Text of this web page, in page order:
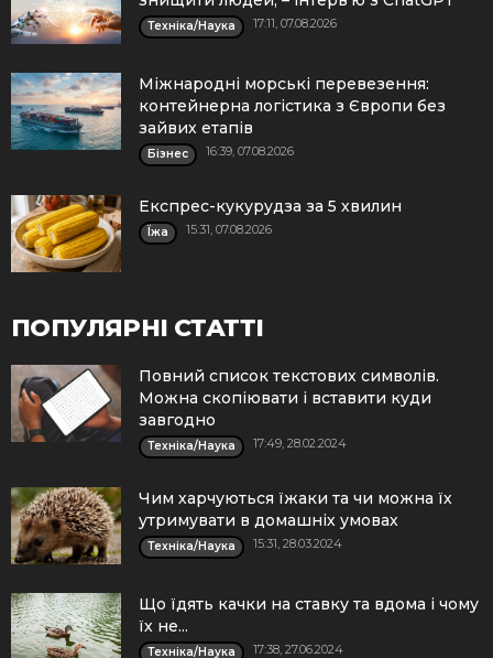
Техніка/Наука 17:11, 07.08.2026
Міжнародні морські перевезення:
контейнерна логістика з Європи без
зайвих етапів
Бізнес 16:39, 07.08.2026
Експрес-кукурудза за 5 хвилин
Їжа 15:31, 07.08.2026
ПОПУЛЯРНІ СТАТТІ
Повний список текстових символів.
Можна скопіювати і вставити куди
завгодно
Техніка/Наука 17:49, 28.02.2024
Чим харчуються їжаки та чи можна їх
утримувати в домашніх умовах
Техніка/Наука 15:31, 28.03.2024
Що їдять качки на ставку та вдома і чому
їх не...
Техніка/Наука 17:38, 27.06.2024